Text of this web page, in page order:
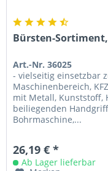
Bürsten-
Art.-Nr. 36025
- vielseitig einsetzbar
Maschinenbereich,
mit Metall, Kunststoff,
beiliegenden
Bohrmaschine,...
26,19 € *
Ab Lager lieferbar